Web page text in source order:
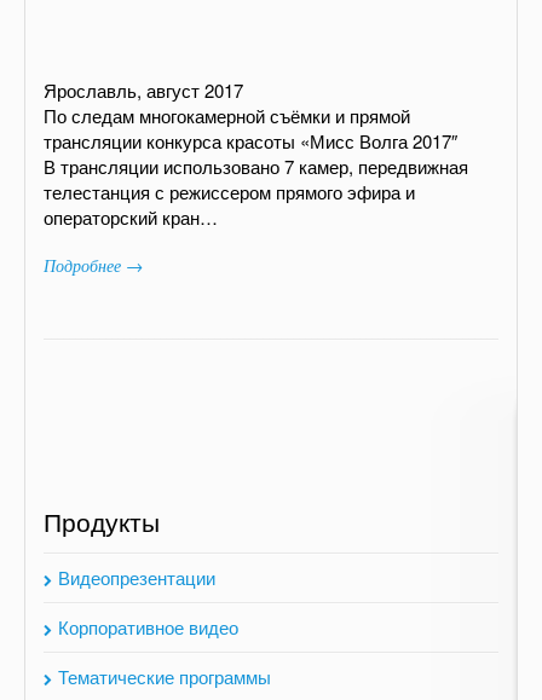
Ярославль, август 2017
По следам многокамерной съёмки и прямой
трансляции конкурса красоты «Мисс Волга 2017″
В трансляции использовано 7 камер, передвижная
телестанция с режиссером прямого эфира и
операторский кран…
Подробнее →
Продукты
Видеопрезентации
Корпоративное видео
Тематические программы